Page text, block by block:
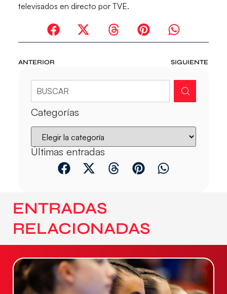
televisados en directo por TVE.
ANTERIOR SIGUIENTE
Categorías
Últimas entradas
ENTRADAS
RELACIONADAS